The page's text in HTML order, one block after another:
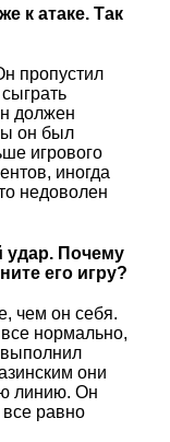
к атаке. Так
пропустил
должен
он был
игрового
иногда
недоволен
Почему
его игру?
чем он себя.
нормально,
они
линию. Он
равно